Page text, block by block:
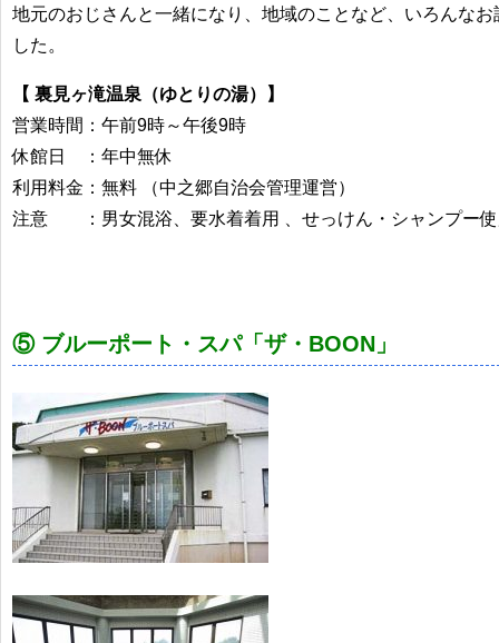
地元のおじさんと一緒になり、地域のことなど、いろんな
した。
【 裏見ヶ滝温泉（ゆとりの湯）】
営業時間：午前9時～午後9時
休館日 ：年中無休
利用料金：無料 （中之郷自治会管理運営）
注意 ：男女混浴、要水着着用 、せっけん・シャンプー使
⑤ ブルーポート・スパ「ザ・BOON」